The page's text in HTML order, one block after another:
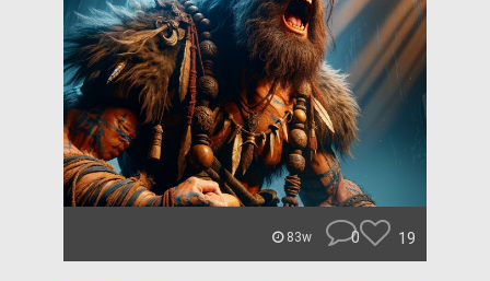
83w 0 19